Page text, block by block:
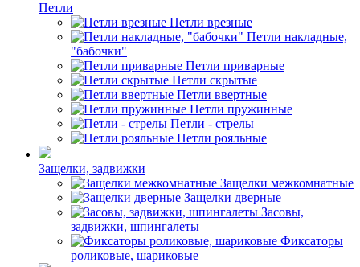
Петли
Петли врезные
Петли накладные,
"бабочки"
Петли приварные
Петли скрытые
Петли ввертные
Петли пружинные
Петли - стрелы
Петли рояльные
Защелки, задвижки
Защелки межкомнатные
Защелки дверные
Засовы,
задвижки, шпингалеты
Фиксаторы
роликовые, шариковые